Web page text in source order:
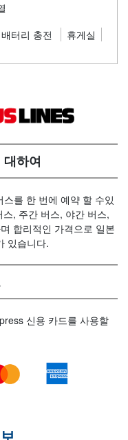
배터리 충전
휴게실
하여
를 한 번에 예약 할 수있
, 주간 버스, 야간 버스,
합리적인 가격으로 일본
있습니다.
신용 카드를 사용할